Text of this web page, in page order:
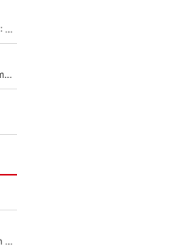
Mercato - OM - «Dès que je prends un club, je t’appellerai» : La promesse de Marcelino au moment de claquer la porte
Victime de racisme contre Murray, Kyrgios pousse un énorme coup de gueule !
Après le dérapage de Nelson Monfort sur CNews, un ancien journaliste de France Télévisions relance la polémique sur les incendies en Gironde